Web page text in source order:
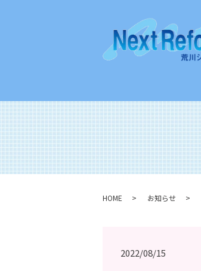
HOME お知らせ
2022/08/15